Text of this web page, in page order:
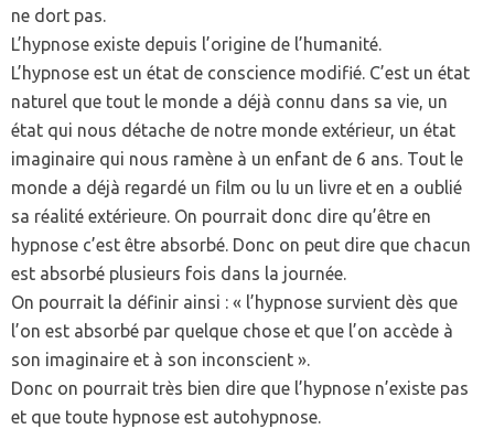
ne dort pas.
L’hypnose existe depuis l’origine de l’humanité.
L’hypnose est un état de conscience modifié. C’est un état
naturel que tout le monde a déjà connu dans sa vie, un
état qui nous détache de notre monde extérieur, un état
imaginaire qui nous ramène à un enfant de 6 ans. Tout le
monde a déjà regardé un film ou lu un livre et en a oublié
sa réalité extérieure. On pourrait donc dire qu’être en
hypnose c’est être absorbé. Donc on peut dire que chacun
est absorbé plusieurs fois dans la journée.
On pourrait la définir ainsi : « l’hypnose survient dès que
l’on est absorbé par quelque chose et que l’on accède à
son imaginaire et à son inconscient ».
Donc on pourrait très bien dire que l’hypnose n’existe pas
et que toute hypnose est autohypnose.